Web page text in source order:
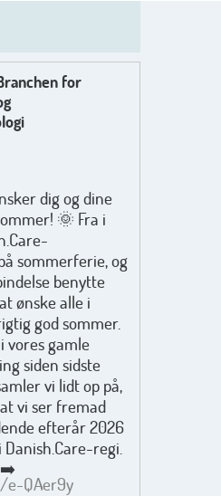
for
dig og dine
🌞 Fra i
sommerferie, og
benytte
ønske alle i
god sommer.
vores gamle
siden sidste
vi lidt op på,
vi ser fremad
efterår 2026
regi.
QAer9y